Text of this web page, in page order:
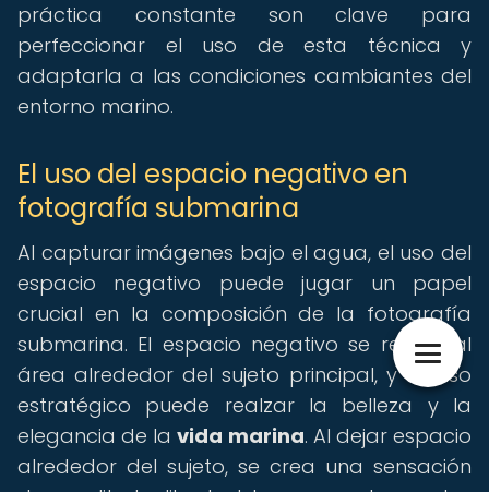
práctica constante son clave para
perfeccionar el uso de esta técnica y
adaptarla a las condiciones cambiantes del
entorno marino.
El uso del espacio negativo en
fotografía submarina
Al capturar imágenes bajo el agua, el uso del
espacio negativo puede jugar un papel
crucial en la composición de la fotografía
submarina. El espacio negativo se refiere al
área alrededor del sujeto principal, y su uso
estratégico puede realzar la belleza y la
elegancia de lavida marina. Al dejar espacio
alrededor del sujeto, se crea una sensación